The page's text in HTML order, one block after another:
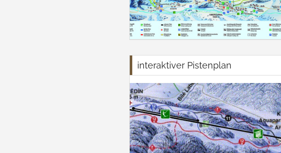
interaktiver Pistenplan